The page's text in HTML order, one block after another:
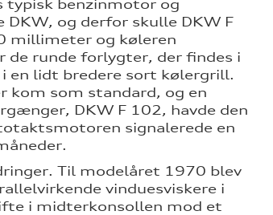
typisk benzinmotor og
og derfor skulle DKW F
millimeter og køleren
de runde forlygter, der findes i
en lidt bredere sort kølergrill.
kom som standard, og en
DKW F 102, havde den
signalerede en
Til modelåret 1970 blev
vinduesviskere i
i midterkonsollen mod et